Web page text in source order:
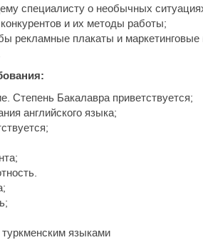
специалисту о необычных
и их методы работы;
рекламные плакаты и
Степень Бакалавра приветствуется;
английского языка;
языками